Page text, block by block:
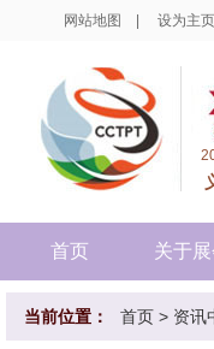
网站地图 设为主页
首页 关于
当前位置： 首页 > 资讯